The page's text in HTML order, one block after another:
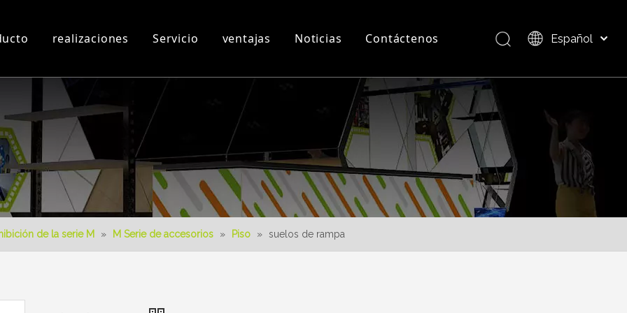
Taller y Equipos Preguntas más frecuentes
Videos 3D Descripción del producto
realizaciones Servicio ventajas Noticias
Nuevo producto
Contáctenos Español
العربية
日本語
Pусский
Nederlands
Português
Français
English
de la serie M » M Serie de accesorios » Piso » suelos de rampa